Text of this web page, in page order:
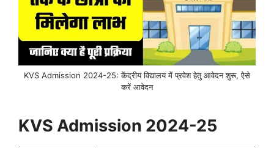
KVS Admission 2024-25: केंद्रीय विद्यालय में प्रवेश हेतु आवेदन शुरू, ऐसे
करें आवेदन
KVS Admission 2024-25